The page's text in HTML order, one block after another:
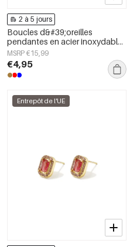
2 à 5 jours
Boucles d&#39;oreilles
pendantes en acier inoxydable,
motif fleur, collection Daily
Simple, bijoux pour femmes
MSRP €15,99
€4,95
Entrepôt de l'UE